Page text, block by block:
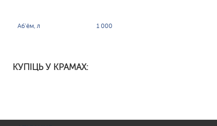
Аб'ём, л 1 000
КУПІЦЬ У КРАМАХ: